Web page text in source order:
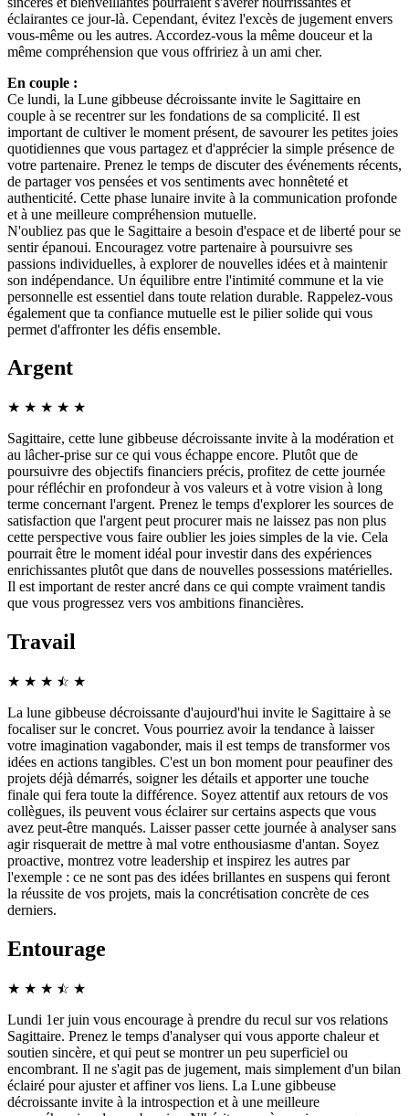
éclairantes ce jour-là. Cependant, évitez l'excès de jugement envers
vous-même ou les autres. Accordez-vous la même douceur et la
même compréhension que vous offririez à un ami cher.
En couple :
Ce lundi, la Lune gibbeuse décroissante invite le Sagittaire en
couple à se recentrer sur les fondations de sa complicité. Il est
important de cultiver le moment présent, de savourer les petites joies
quotidiennes que vous partagez et d'apprécier la simple présence de
votre partenaire. Prenez le temps de discuter des événements récents,
de partager vos pensées et vos sentiments avec honnêteté et
authenticité. Cette phase lunaire invite à la communication profonde
et à une meilleure compréhension mutuelle.
N'oubliez pas que le Sagittaire a besoin d'espace et de liberté pour se
sentir épanoui. Encouragez votre partenaire à poursuivre ses
passions individuelles, à explorer de nouvelles idées et à maintenir
son indépendance. Un équilibre entre l'intimité commune et la vie
personnelle est essentiel dans toute relation durable. Rappelez-vous
également que ta confiance mutuelle est le pilier solide qui vous
permet d'affronter les défis ensemble.
Argent
★ ★ ★ ★ ★
Sagittaire, cette lune gibbeuse décroissante invite à la modération et
au lâcher-prise sur ce qui vous échappe encore. Plutôt que de
poursuivre des objectifs financiers précis, profitez de cette journée
pour réfléchir en profondeur à vos valeurs et à votre vision à long
terme concernant l'argent. Prenez le temps d'explorer les sources de
satisfaction que l'argent peut procurer mais ne laissez pas non plus
cette perspective vous faire oublier les joies simples de la vie. Cela
pourrait être le moment idéal pour investir dans des expériences
enrichissantes plutôt que dans de nouvelles possessions matérielles.
Il est important de rester ancré dans ce qui compte vraiment tandis
que vous progressez vers vos ambitions financières.
Travail
★ ★ ★ ☆
★ ★
La lune gibbeuse décroissante d'aujourd'hui invite le Sagittaire à se
focaliser sur le concret. Vous pourriez avoir la tendance à laisser
votre imagination vagabonder, mais il est temps de transformer vos
idées en actions tangibles. C'est un bon moment pour peaufiner des
projets déjà démarrés, soigner les détails et apporter une touche
finale qui fera toute la différence. Soyez attentif aux retours de vos
collègues, ils peuvent vous éclairer sur certains aspects que vous
avez peut-être manqués. Laisser passer cette journée à analyser sans
agir risquerait de mettre à mal votre enthousiasme d'antan. Soyez
proactive, montrez votre leadership et inspirez les autres par
l'exemple : ce ne sont pas des idées brillantes en suspens qui feront
la réussite de vos projets, mais la concrétisation concrète de ces
derniers.
Entourage
★ ★ ★ ☆
★ ★
Lundi 1er juin vous encourage à prendre du recul sur vos relations
Sagittaire. Prenez le temps d'analyser qui vous apporte chaleur et
soutien sincère, et qui peut se montrer un peu superficiel ou
encombrant. Il ne s'agit pas de jugement, mais simplement d'un bilan
éclairé pour ajuster et affiner vos liens. La Lune gibbeuse
décroissante invite à la introspection et à une meilleure